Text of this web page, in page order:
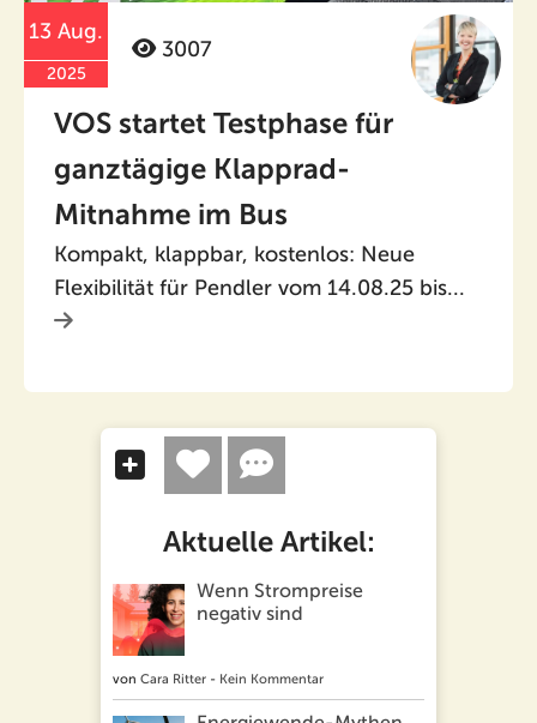
13 Aug.
2025
3007
VOS startet Testphase für
ganztägige Klapprad-
Mitnahme im Bus
Kompakt, klappbar, kostenlos: Neue
Flexibilität für Pendler vom 14.08.25 bis...
Aktuelle Artikel:
Wenn Strompreise
negativ sind
von Cara Ritter - Kein Kommentar